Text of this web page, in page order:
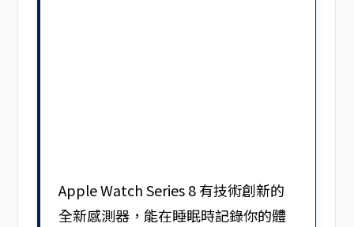
Apple Watch Series 8 有技術創新的
全新感測器，能在睡眠時記錄你的體